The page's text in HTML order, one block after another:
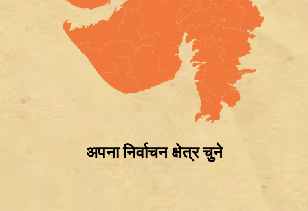
Ladakh Formation Day: शांति और विकास की नई ऊंचाइयों